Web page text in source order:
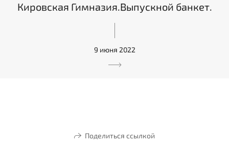
Кировская Гимназия.Выпускной банкет.
9 июня 2022
Поделиться ссылкой